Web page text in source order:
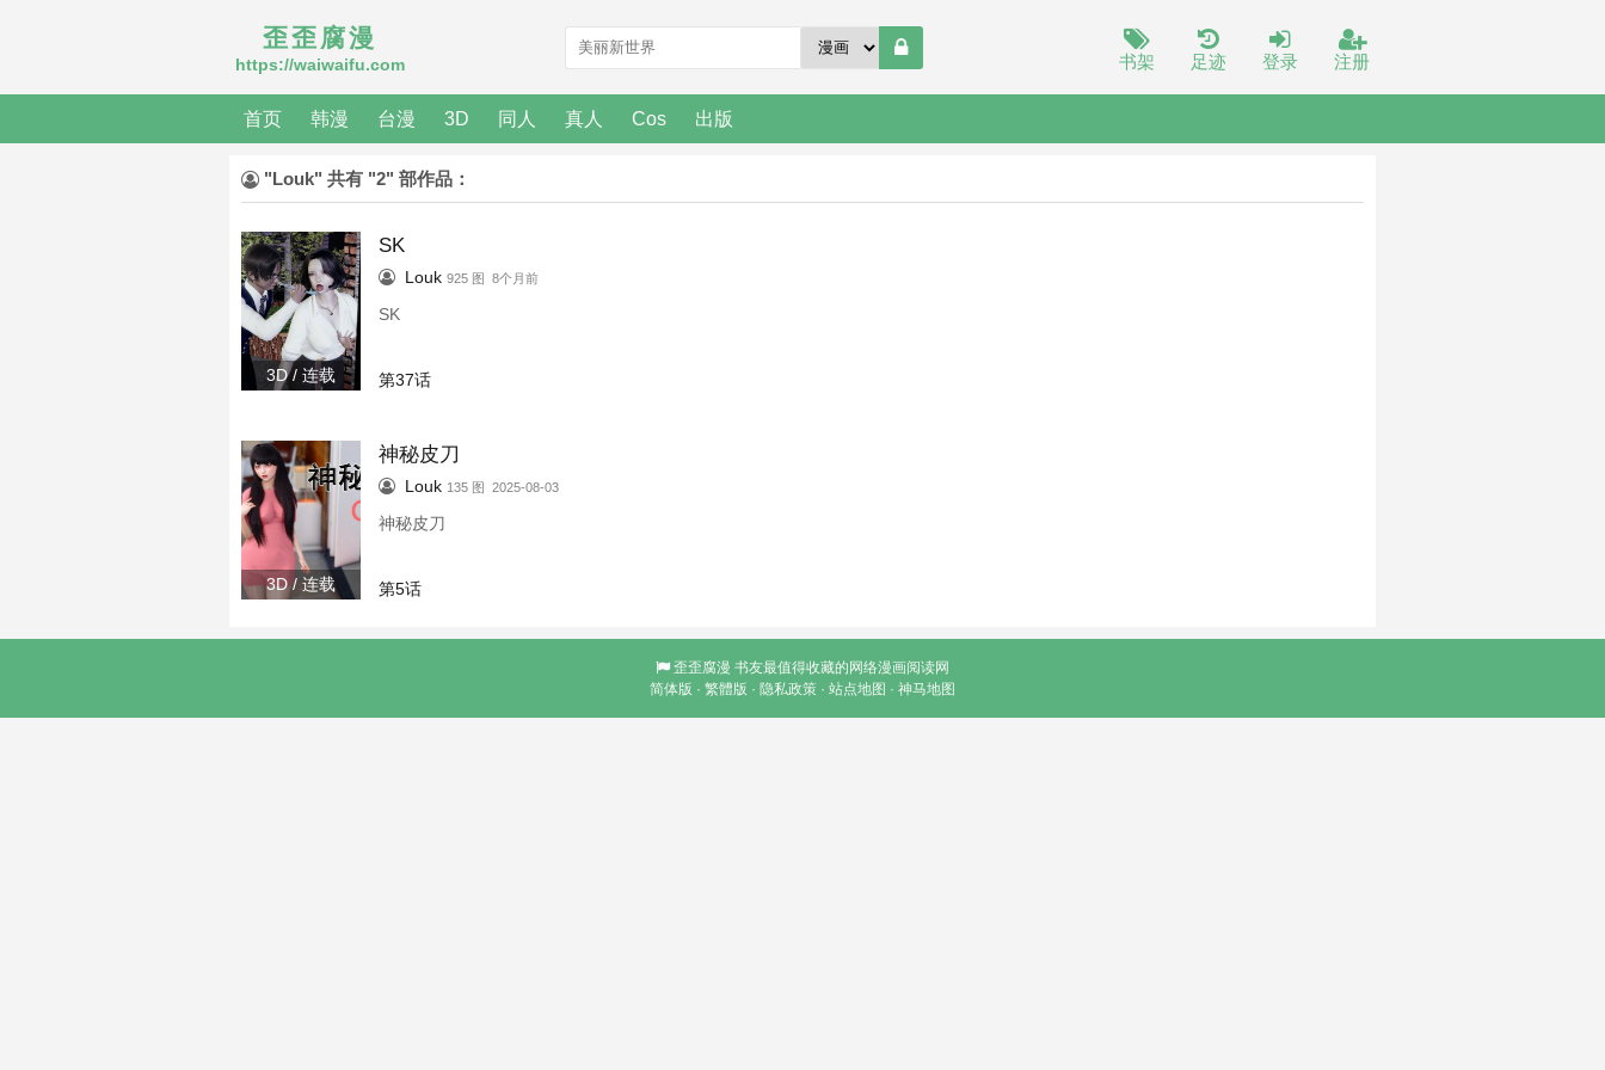
歪歪腐漫
https://waiwaifu.com 书架 足迹 登录 注册
首页 韩漫 台漫 3D 同人 真人 Cos 出版
"Louk" 共有 "2" 部作品：
3D / 连载
SK
Louk 925 图 8个月前
SK
第37话
3D / 连载
神秘皮刀
Louk 135 图 2025-08-03
神秘皮刀
第5话
歪歪腐漫 书友最值得收藏的网络漫画阅读网
简体版 · 繁體版 · 隐私政策 · 站点地图 · 神马地图